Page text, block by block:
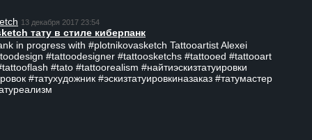
13 декабря 2017 23:54
тату в стиле киберпанк
in progress with #plotnikovasketch Tattooartist Alexei
#tattoodesigner #tattoosketchs #tattooed #tattooart
#tato #tattoorealism #найтиэскизтатуировки
#татухудожник #эскизтатуировкиназаказ #татумастер